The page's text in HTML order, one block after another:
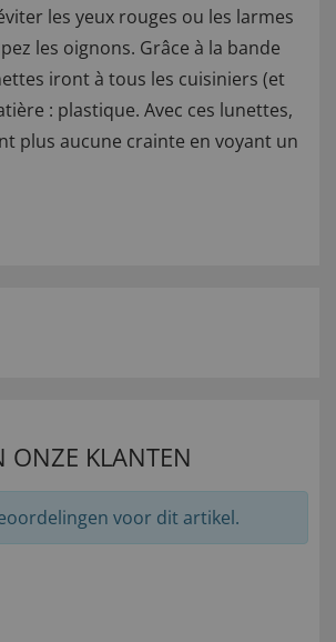
les yeux rouges ou les larmes
les oignons. Grâce à la bande
iront à tous les cuisiniers (et
: plastique. Avec ces lunettes,
plus aucune crainte en voyant un
ONZE KLANTEN
voor dit artikel.